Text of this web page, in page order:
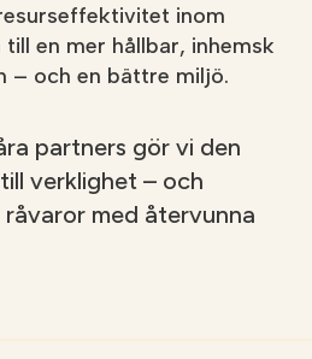
inom
en mer hållbar, inhemsk
– och en bättre miljö.
partners gör vi den
verklighet – och
med återvunna